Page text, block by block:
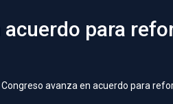
para
Congreso avanza en acuerdo para